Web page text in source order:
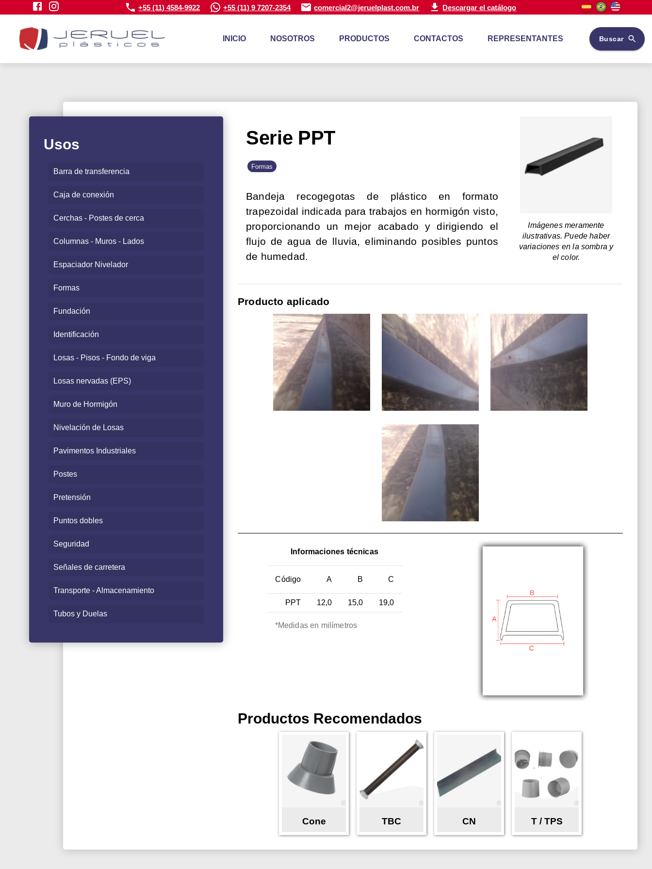
+55 (11) 4584-9922 +55 (11) 9 7207-2354 comercial2@jeruelplast.com.br Descargar el catálogo
INICIO NOSOTROS PRODUCTOS CONTACTOS REPRESENTANTES Buscar
Usos
Barra de transferencia
Caja de conexión
Cerchas - Postes de cerca
Columnas - Muros - Lados
Espaciador Nivelador
Formas
Fundación
Identificación
Losas - Pisos - Fondo de viga
Losas nervadas (EPS)
Muro de Hormigón
Nivelación de Losas
Pavimentos Industriales
Postes
Pretensión
Puntos dobles
Seguridad
Señales de carretera
Transporte - Almacenamiento
Tubos y Duelas
Serie PPT
Formas
Bandeja recogegotas de plástico en formato
trapezoidal indicada para trabajos en hormigón visto,
proporcionando un mejor acabado y dirigiendo el
flujo de agua de lluvia, eliminando posibles puntos
de humedad.
Imágenes meramente
ilustrativas. Puede haber
variaciones en la sombra y
el color.
Producto aplicado
Informaciones técnicas
Código A B C
PPT 12,0 15,0 19,0
*Medidas en milímetros
Productos Recomendados
Cone TBC CN T / TPS